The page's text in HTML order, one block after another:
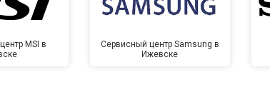
MSI в
Сервисный центр Samsung в
Ижевске